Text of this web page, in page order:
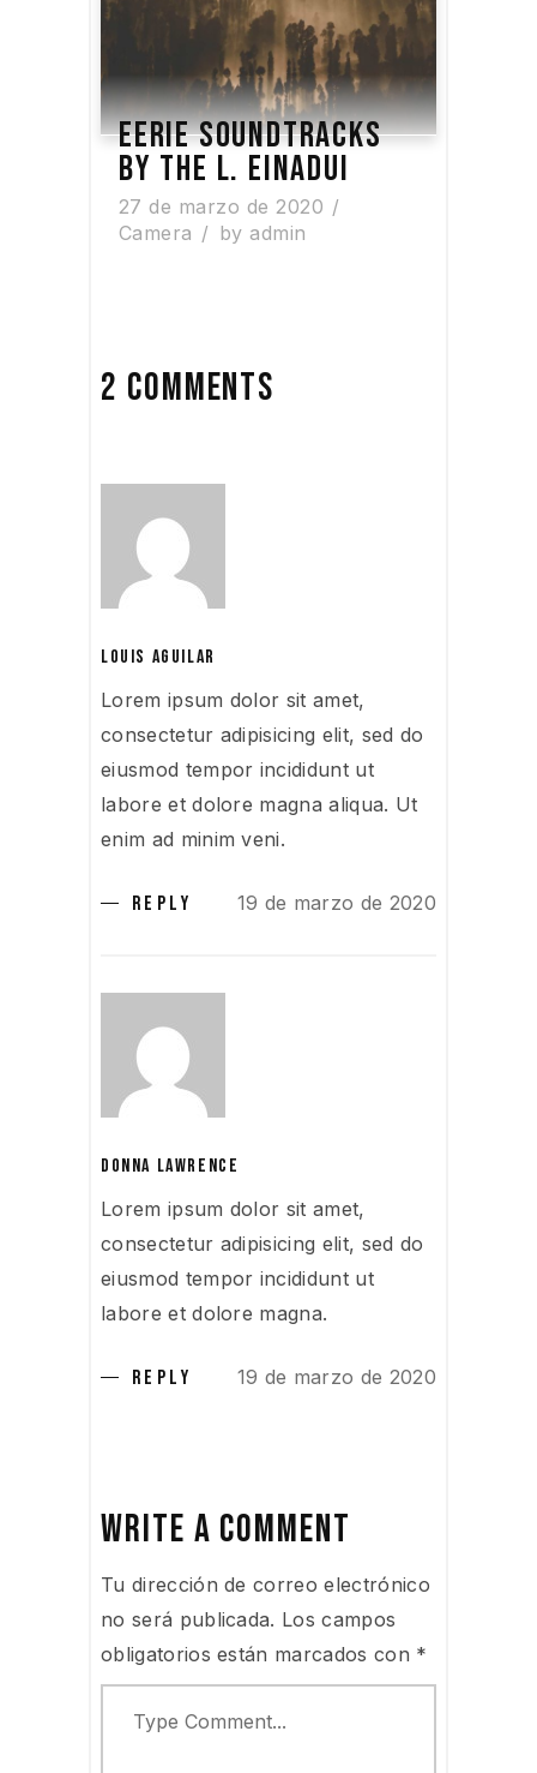
EERIE SOUNDTRACKS
BY THE L. EINADUI
27 de marzo de 2020
Camera
by admin
2 COMMENTS
LOUIS AGUILAR
Lorem ipsum dolor sit amet,
consectetur adipisicing elit, sed do
eiusmod tempor incididunt ut
labore et dolore magna aliqua. Ut
enim ad minim veni.
REPLY 19 de marzo de 2020
DONNA LAWRENCE
Lorem ipsum dolor sit amet,
consectetur adipisicing elit, sed do
eiusmod tempor incididunt ut
labore et dolore magna.
REPLY 19 de marzo de 2020
WRITE A COMMENT
Tu dirección de correo electrónico
no será publicada. Los campos
obligatorios están marcados con *